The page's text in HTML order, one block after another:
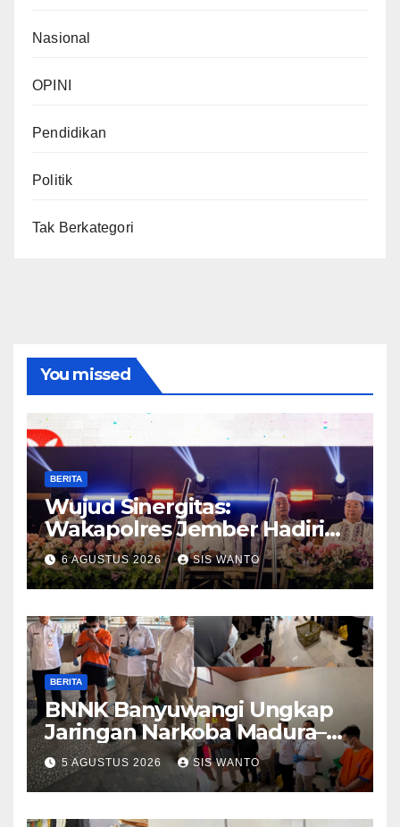
Nasional
OPINI
Pendidikan
Politik
Tak Berkategori
You missed
BERITA
Wujud Sinergitas:
Wakapolres Jember Hadiri
Sholawat & Doa Sambut HUT
RI ke-81
6 AGUSTUS 2026 SIS WANTO
BERITA
BNNK Banyuwangi Ungkap
Jaringan Narkoba Madura–
Bali
5 AGUSTUS 2026 SIS WANTO